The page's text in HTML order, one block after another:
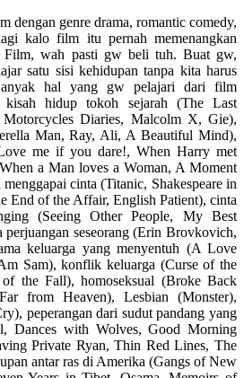
dengan genre drama, romantic comedy,
kalo film itu pernah memenangkan
Film, wah pasti gw beli tuh. Buat gw,
satu sisi kehidupan tanpa kita harus
hal yang gw pelajari dari film
kisah hidup tokoh sejarah (The Last
Diaries, Malcolm X, Gie),
Man, Ray, Ali, A Beautiful Mind),
me if you dare!, When Harry met
a Man loves a Woman, A Moment
cinta (Titanic, Shakespeare in
End of the Affair, English Patient), cinta
(Seeing Other People, My Best
perjuangan seseorang (Erin Brovkovich,
keluarga yang menyentuh (A Love
Sam), konflik keluarga (Curse of the
the Fall), homoseksual (Broke Back
from Heaven), Lesbian (Monster),
peperangan dari sudut pandang yang
Dances with Wolves, Good Morning
Private Ryan, Thin Red Lines, The
antar ras di Amerika (Gangs of New